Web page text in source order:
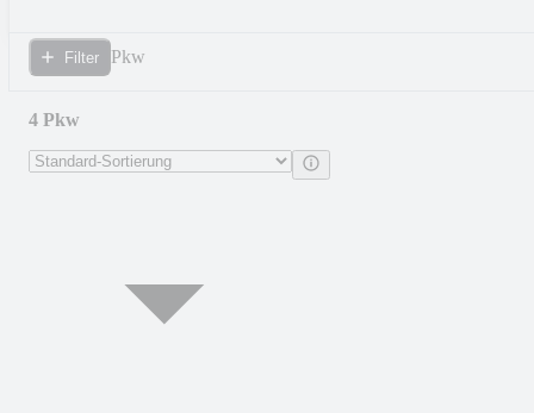
Filter Pkw
4 Pkw